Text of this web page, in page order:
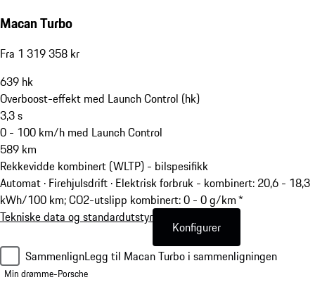
Macan Turbo
Fra 1 319 358 kr
639 hk
Overboost-effekt med Launch Control (hk)
3,3s
0 - 100 km/h med Launch Control
589 km
Rekkevidde kombinert (WLTP) - bilspesifikk
Automat · Firehjulsdrift · Elektrisk forbruk - kombinert: 20,6 - 18,3
kWh/100 km; CO2-utslipp kombinert: 0 - 0 g/km *
Tekniske data og standardutstyr
Konfigurer
SammenlignLegg til Macan Turbo i sammenligningen
Min drømme-Porsche